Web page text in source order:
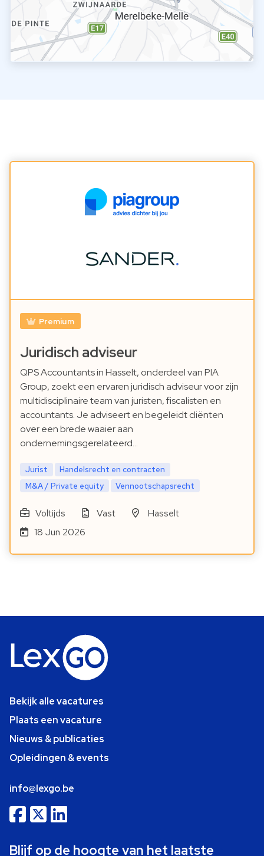
Premium
Juridisch adviseur
QPS Accountants in Hasselt, onderdeel van PIA
Group, zoekt een ervaren juridisch adviseur voor zijn
multidisciplinaire team van juristen, fiscalisten en
accountants. Je adviseert en begeleidt cliënten
over een brede waaier aan
ondernemingsgerelateerd…
Jurist
Handelsrecht en contracten
M&A / Private equity
Vennootschapsrecht
Voltijds Vast
Hasselt
18 Jun 2026
Bekijk alle vacatures
Plaats een vacature
Nieuws & publicaties
Opleidingen & events
info@lexgo.be
Blijf op de hoogte van het laatste